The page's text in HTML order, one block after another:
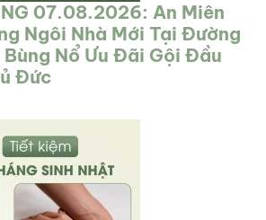
07.08.2026: An Miên
Ngôi Nhà Mới Tại Đường
Nổ Ưu Đãi Gội Đầu
Đức